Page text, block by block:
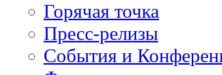
Горячая точка
Пресс-релизы
События и